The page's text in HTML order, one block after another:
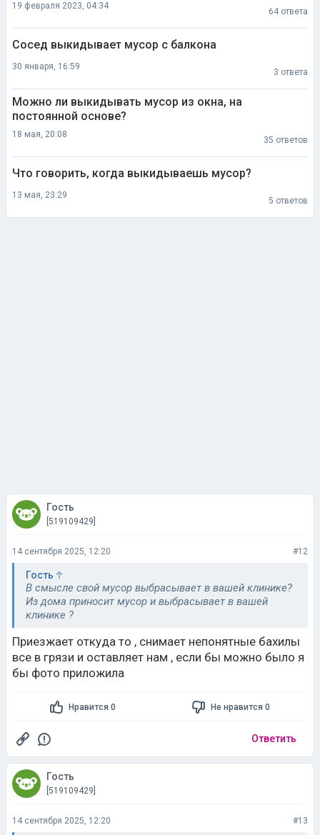
19 февраля 2023, 04:34
64 ответа
Сосед выкидывает мусор с балкона
30 января, 16:59
3 ответа
Можно ли выкидывать мусор из окна, на
постоянной основе?
18 мая, 20:08
35 ответов
Что говорить, когда выкидываешь мусор?
13 мая, 23:29
5 ответов
Гость
[519109429]
14 сентября 2025, 12:20 #12
Гость
В смысле свой мусор выбрасывает в вашей клинике?
Из дома приносит мусор и выбрасывает в вашей
клинике ?
Приезжает откуда то , снимает непонятные бахилы
все в грязи и оставляет нам , если бы можно было я
бы фото приложила
Нравится 0 Не нравится 0
Ответить
Гость
[519109429]
14 сентября 2025, 12:20 #13